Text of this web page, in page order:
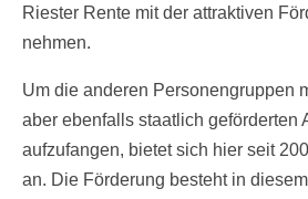
Riester Rente mit der attraktiven
nehmen.
Um die anderen Personengruppen
aber ebenfalls staatlich geförderten
aufzufangen, bietet sich hier seit
an. Die Förderung besteht in